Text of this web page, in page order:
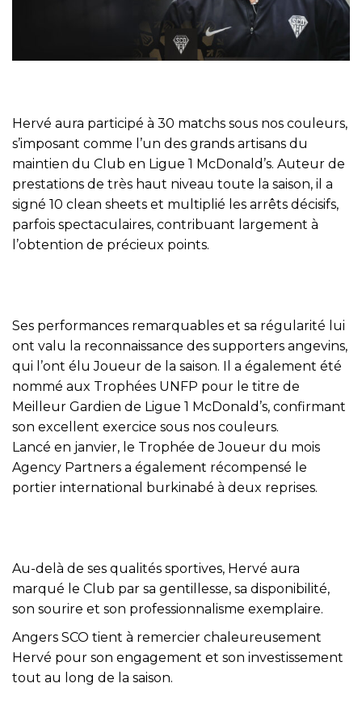
Hervé aura participé à 30 matchs sous nos couleurs,
s’imposant comme l’un des grands artisans du
maintien du Club en Ligue 1 McDonald’s. Auteur de
prestations de très haut niveau toute la saison, il a
signé 10 clean sheets et multiplié les arrêts décisifs,
parfois spectaculaires, contribuant largement à
l’obtention de précieux points.
Ses performances remarquables et sa régularité lui
ont valu la reconnaissance des supporters angevins,
qui l’ont élu Joueur de la saison. Il a également été
nommé aux Trophées UNFP pour le titre de
Meilleur Gardien de Ligue 1 McDonald’s, confirmant
son excellent exercice sous nos couleurs.
Lancé en janvier, le Trophée de Joueur du mois
Agency Partners a également récompensé le
portier international burkinabé à deux reprises.
Au-delà de ses qualités sportives, Hervé aura
marqué le Club par sa gentillesse, sa disponibilité,
son sourire et son professionnalisme exemplaire.
Angers SCO tient à remercier chaleureusement
Hervé pour son engagement et son investissement
tout au long de la saison.